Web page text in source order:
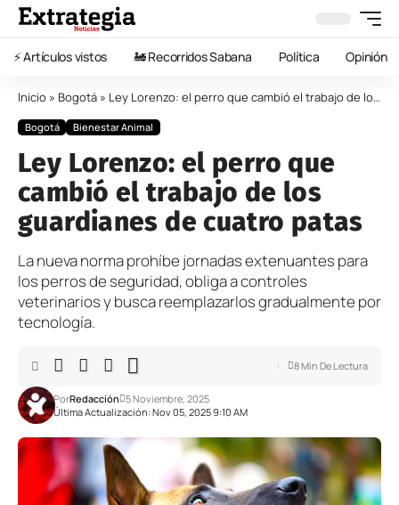
⚡️ Artículos vistos 🚂 Recorridos Sabana Política Opinión
Inicio » Bogotá » Ley Lorenzo: el perro que cambió el trabajo de los guardianes de cuatro patas
Bogotá Bienestar Animal
Ley Lorenzo: el perro que
cambió el trabajo de los
guardianes de cuatro patas
La nueva norma prohíbe jornadas extenuantes para
los perros de seguridad, obliga a controles
veterinarios y busca reemplazarlos gradualmente por
tecnología.
Última Actualización: Nov 05, 2025 9:10 AM
PorRedacción 5 Noviembre, 2025
8 Min De Lectura